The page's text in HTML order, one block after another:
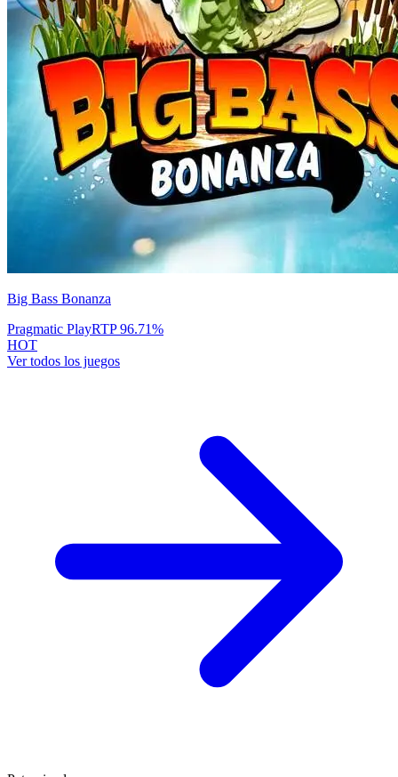
Big Bass Bonanza
Pragmatic PlayRTP96.71%
HOT
Ver todos los juegos